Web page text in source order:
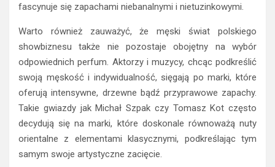
fascynuje się zapachami niebanalnymi i nietuzinkowymi.
Warto również zauważyć, że męski świat polskiego
showbiznesu także nie pozostaje obojętny na wybór
odpowiednich perfum. Aktorzy i muzycy, chcąc podkreślić
swoją męskość i indywidualność, sięgają po marki, które
oferują intensywne, drzewne bądź przyprawowe zapachy.
Takie gwiazdy jak Michał Szpak czy Tomasz Kot często
decydują się na marki, które doskonale równoważą nuty
orientalne z elementami klasycznymi, podkreślając tym
samym swoje artystyczne zacięcie.